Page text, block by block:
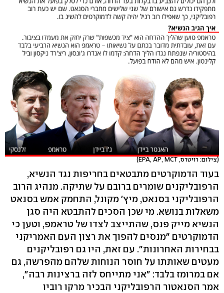
(צילום: רויטרס, EPA, AP, MCT)
בעוד הדמוקרטים מתבטאים בחריפות נגד הנשיא,
הרפובליקנים שומרים ברובם על שתיקה. מנהיג הרוב
הרפובליקני בסנאט, מיץ' מקונל, התחמק אמש בסנאט
משאלות בנושא. מי שכן הסכים להתבטא היה סגן
הנשיא מייק פנס, שהתייצב לצדו של טראמפ, וטען כי
הדמוקרטים "מנסים להפוך את רצון העם האמריקני
בבחירות האחרונות". עם זאת, היו גם רפובליקנים
מעטים שאותתו על חוסר הנוחות שלהם מהפרשה, גם
אם במרומז בלבד: "אני מתייחס לזה ברצינות רבה",
אמר הסנאטור הרפובליקני הבכיר מרקו רוביו